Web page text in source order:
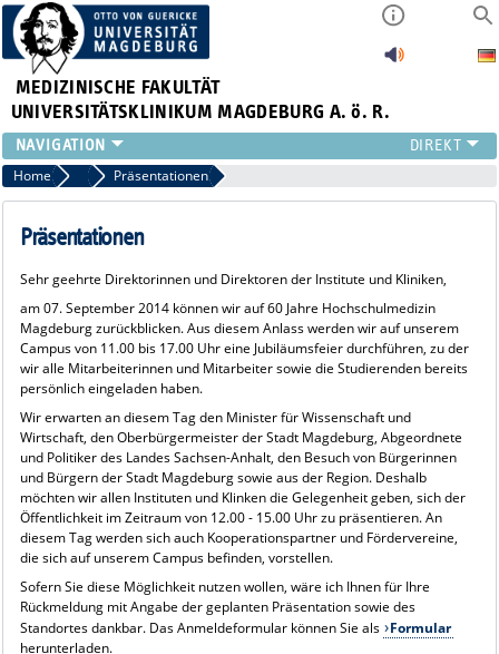
MEDIZINISCHE FAKULTÄT
UNIVERSITÄTSKLINIKUM MAGDEBURG A. ö. R.
INSTITUTE
KLINIKEN
ZENTRALE EINRICHTUNGEN
PRESSE
ÜBER UNS
INTERNATIONAL
INTRANET
Home 60 Jahre Hochschulmedizin Magdeburg
Präsentationen
Präsentationen
Sehr geehrte Direktorinnen und Direktoren der Institute und Kliniken,
am 07. September 2014 können wir auf 60 Jahre Hochschulmedizin
Magdeburg zurückblicken. Aus diesem Anlass werden wir auf unserem
Campus von 11.00 bis 17.00 Uhr eine Jubiläumsfeier durchführen, zu der
wir alle Mitarbeiterinnen und Mitarbeiter sowie die Studierenden bereits
persönlich eingeladen haben.
Wir erwarten an diesem Tag den Minister für Wissenschaft und
Wirtschaft, den Oberbürgermeister der Stadt Magdeburg, Abgeordnete
und Politiker des Landes Sachsen-Anhalt, den Besuch von Bürgerinnen
und Bürgern der Stadt Magdeburg sowie aus der Region. Deshalb
möchten wir allen Instituten und Klinken die Gelegenheit geben, sich der
Öffentlichkeit im Zeitraum von 12.00 - 15.00 Uhr zu präsentieren. An
diesem Tag werden sich auch Kooperationspartner und Fördervereine,
die sich auf unserem Campus befinden, vorstellen.
Sofern Sie diese Möglichkeit nutzen wollen, wäre ich Ihnen für Ihre
Rückmeldung mit Angabe der geplanten Präsentation sowie des
Standortes dankbar. Das Anmeldeformular können Sie als Formular
herunterladen.